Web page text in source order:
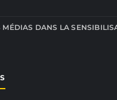
MÉDIAS DANS LA